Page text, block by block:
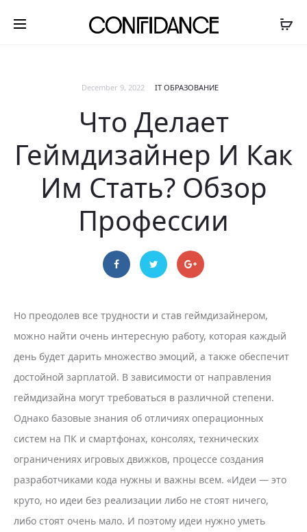
December 9, 2022 IT ОБРАЗОВАНИЕ
Что Делает
Геймдизайнер И Как
Им Стать? Обзор
Профессии
Но преодолев все трудности и став геймдизайнером,
можно найти очень интересную работу, которая каждый
день будет дарить множество эмоций, а также обеспечит
достойной зарплатой. В зависимости от направления
геймдизайна могут требоваться в различной степени.
Однако базовые знания об отличиях операционных
систем на ПК и смартфонах, консолях, технических
ограничениях игровых движков, процессе создания
разработчиками кода нужны и важны всем. «Идеи — это
круто, но идеи без реализации либо не стоят ничего,
либо стоят очень мало. И поэтому идеи нужно уметь